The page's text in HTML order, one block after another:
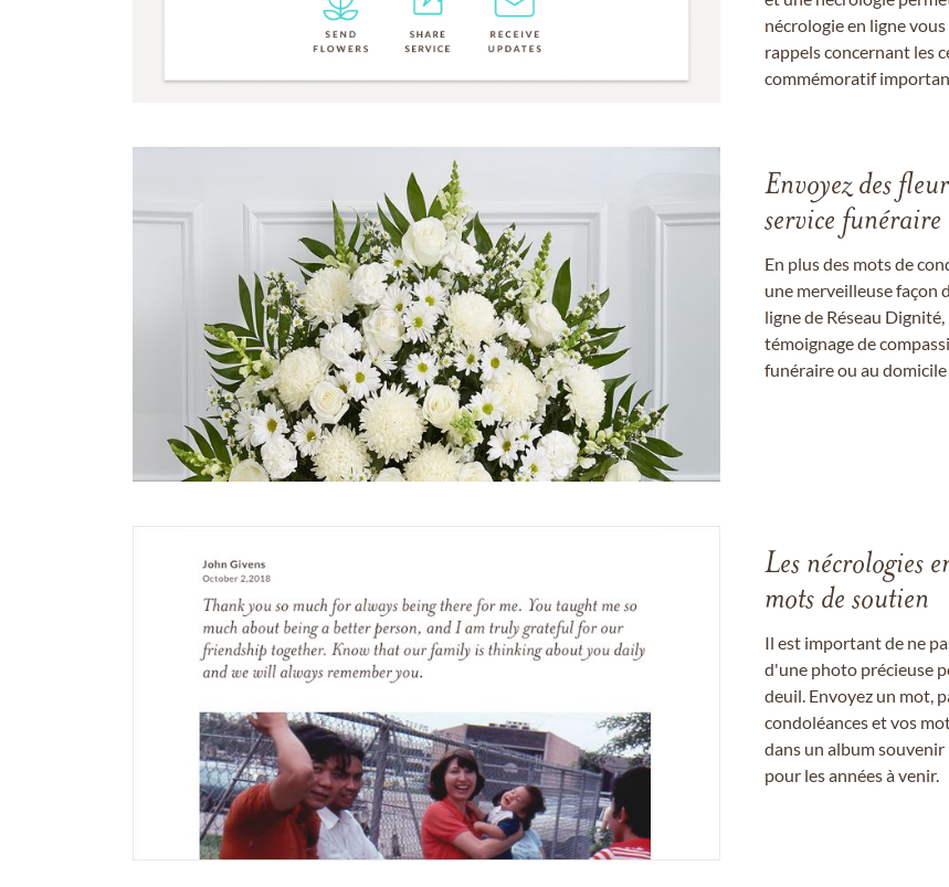
nécrologie en ligne
rappels concernant les
commémoratif
Envoyez des
service
En plus des mots de
une merveilleuse façon
ligne de Réseau
témoignage de
funéraire ou au
Les nécrologies
mots de soutien
Il est important de ne
d'une photo précieuse
deuil. Envoyez un mot,
condoléances et vos
dans un album
pour les années à venir.